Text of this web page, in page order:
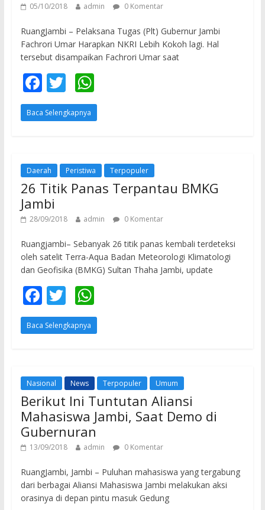
05/10/2018 admin 0 Komentar
RuangJambi – Pelaksana Tugas (Plt) Gubernur Jambi
Fachrori Umar Harapkan NKRI Lebih Kokoh lagi. Hal
tersebut disampaikan Fachrori Umar saat
F
ac
e
o
o
k
T
w
itt
W
h
at
A
p
p
Baca Selengkapnya
Daerah Peristiwa Terpopuler
26 Titik Panas Terpantau BMKG
Jambi
28/09/2018 admin 0 Komentar
Ruangjambi– Sebanyak 26 titik panas kembali terdeteksi
oleh satelit Terra-Aqua Badan Meteorologi Klimatologi
dan Geofisika (BMKG) Sultan Thaha Jambi, update
F
ac
e
o
o
k
T
w
itt
W
h
at
A
p
p
Baca Selengkapnya
Nasional News Terpopuler Umum
Berikut Ini Tuntutan Aliansi
Mahasiswa Jambi, Saat Demo di
Gubernuran
13/09/2018 admin 0 Komentar
RuangJambi, Jambi – Puluhan mahasiswa yang tergabung
dari berbagai Aliansi Mahasiswa Jambi melakukan aksi
orasinya di depan pintu masuk Gedung